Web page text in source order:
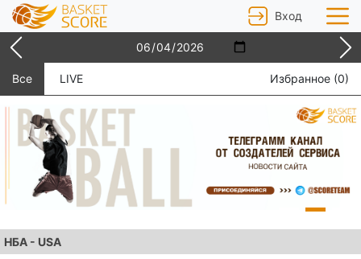
Вход
Все LIVE Избранное (0)
НБА - USA